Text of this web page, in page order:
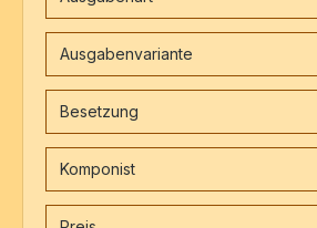
Ausgabenvariante
Besetzung
Komponist